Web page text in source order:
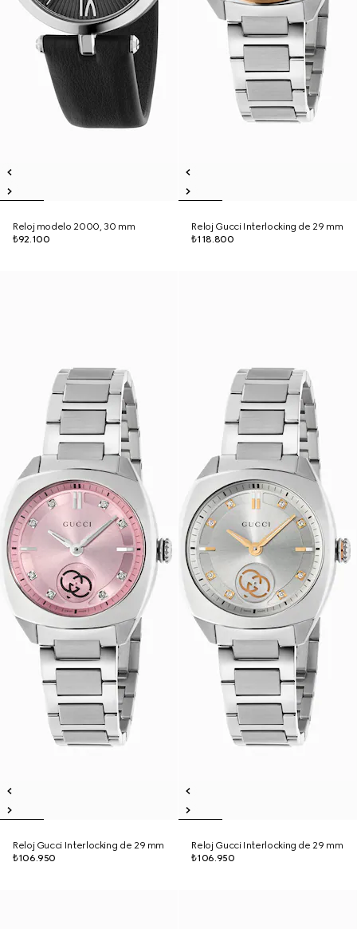
Reloj modelo 2000, 30 mm
₺92.100
Reloj Gucci Interlocking de 29 mm
₺118.800
Reloj Gucci Interlocking de 29 mm
₺106.950
Reloj Gucci Interlocking de 29 mm
₺106.950